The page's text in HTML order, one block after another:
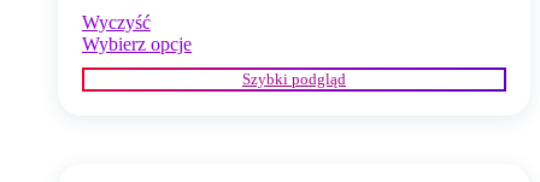
Wyczyść
Wybierz opcjeTen
produkt
ma
Szybki podgląd